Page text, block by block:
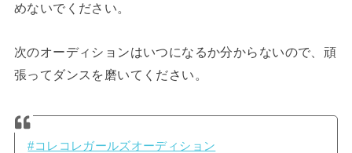
めないでください。
次のオーディションはいつになるか分からないので、頑
張ってダンスを磨いてください。
#コレコレガールズオーディション